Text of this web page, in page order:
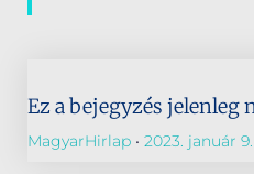
Ez a bejegyzés jelenleg
MagyarHirlap 2023. január 9.